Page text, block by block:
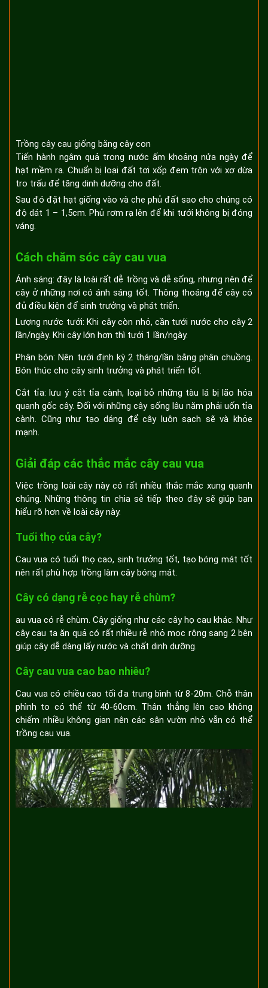
Trồng cây cau giống bằng cây con
Tiến hành ngâm quả trong nước ấm khoảng nửa ngày để
hạt mềm ra. Chuẩn bị loại đất tơi xốp đem trộn với xơ dừa
tro trấu để tăng dinh dưỡng cho đất.
Sau đó đặt hạt giống vào và che phủ đất sao cho chúng có
độ dát 1 – 1,5cm. Phủ rơm rạ lên để khi tưới không bị đóng
váng.
Cách chăm sóc cây cau vua
Ánh sáng: đây là loài rất dễ trồng và dễ sống, nhưng nên để
cây ở những nơi có ánh sáng tốt. Thông thoáng để cây có
đủ điều kiện để sinh trưởng và phát triển.
Lượng nước tưới: Khi cây còn nhỏ, cần tưới nước cho cây 2
lần/ngày. Khi cây lớn hơn thì tưới 1 lần/ngày.
Phân bón: Nên tưới định kỳ 2 tháng/lần bằng phân chuồng.
Bón thúc cho cây sinh trưởng và phát triển tốt.
Cắt tỉa: lưu ý cắt tỉa cành, loại bỏ những tàu lá bị lão hóa
quanh gốc cây. Đối với những cây sống lâu năm phải uốn tỉa
cành. Cũng như tạo dáng để cây luôn sạch sẽ và khỏe
mạnh.
Giải đáp các thắc mắc cây cau vua
Việc trồng loài cây này có rất nhiều thắc mắc xung quanh
chúng. Những thông tin chia sẻ tiếp theo đây sẽ giúp bạn
hiểu rõ hơn về loài cây này.
Tuổi thọ của cây?
Cau vua có tuổi thọ cao, sinh trưởng tốt, tạo bóng mát tốt
nên rất phù hợp trồng làm cây bóng mát.
Cây có dạng rễ cọc hay rễ chùm?
au vua có rễ chùm. Cây giống như các cây họ cau khác. Như
cây cau ta ăn quả có rất nhiều rễ nhỏ mọc rộng sang 2 bên
giúp cây dễ dàng lấy nước và chất dinh dưỡng.
Cây cau vua cao bao nhiêu?
Cau vua có chiều cao tối đa trung bình từ 8-20m. Chỗ thân
phình to có thể từ 40-60cm. Thân thẳng lên cao không
chiếm nhiều không gian nên các sân vườn nhỏ vẫn có thể
trồng cau vua.